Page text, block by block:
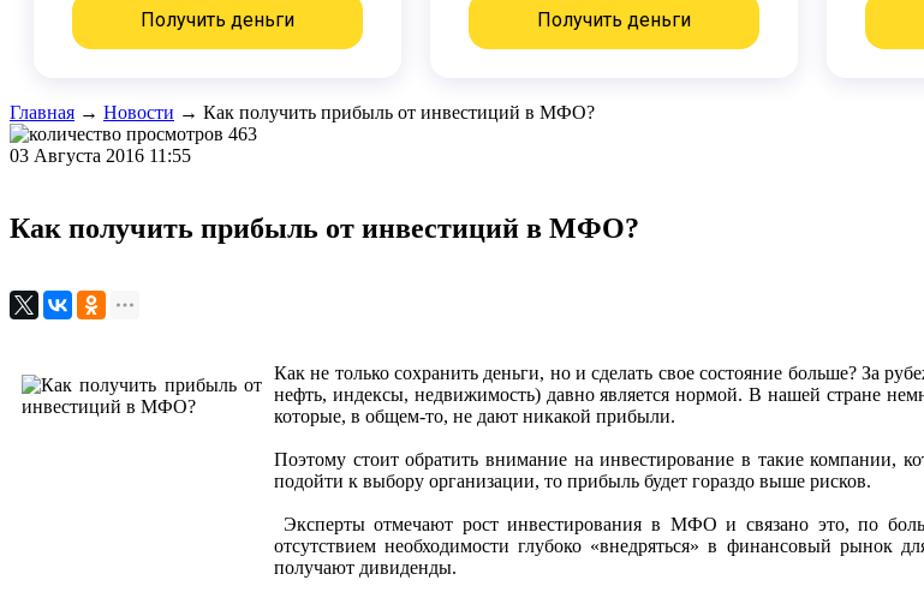
Получить деньги Получить деньги
Главная → Новости → Как получить прибыль от инвестиций в МФО?
463
03 Августа 2016 11:55
Как получить прибыль от инвестиций в МФО?
Как не только сохранить деньги, но и сделать свое состояние больше? За
нефть, индексы, недвижимость) давно является нормой. В нашей стране
которые, в общем-то, не дают никакой прибыли.
Поэтому стоит обратить внимание на инвестирование в такие компании,
подойти к выбору организации, то прибыль будет гораздо выше рисков.
Эксперты отмечают рост инвестирования в МФО и связано это, по
отсутствием необходимости глубоко «внедряться» в финансовый
получают дивиденды.